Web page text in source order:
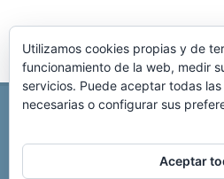
REPARACIÓN CENTRALITA DE COCHE
Copyright © 2025 Reparación
Utilizamos cookies propias y de
funcionamiento de la web, medir
servicios. Puede aceptar todas
necesarias o configurar sus
Aceptar